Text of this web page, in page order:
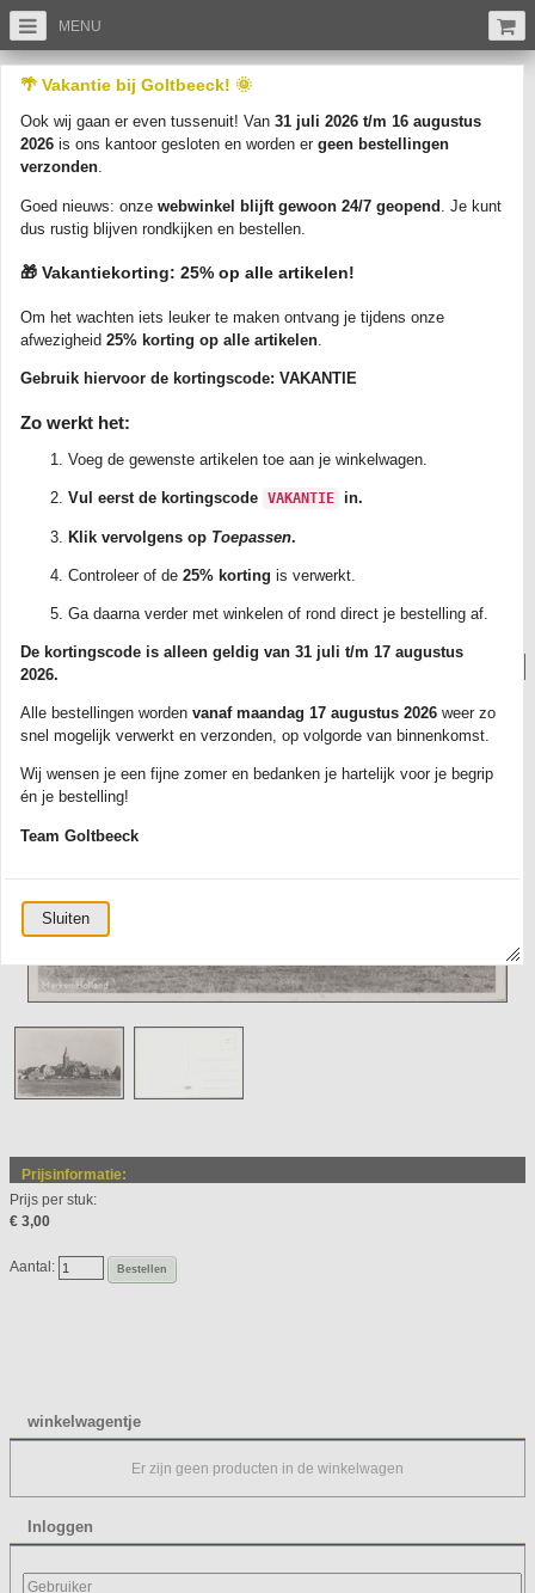
MENU
Ansichtkaarten Marken (NH)
MARKEN - Dorpsgezicht
(Artikelnr: A08971)
Vergroot
MARKEN - Dorpsgezicht. Ongelopen/Nieuw circa 1920-1940. Uitgever: DRC.
staan niet op de ansichtkaart zelf.
Verzending binnen Nederland: slechts het tarief van Postzegel 1 per bestelling.
met track & trace. Elke kaart wordt zorgvuldig verpakt in een plastic
Ontdek ons ruime aanbod en bestel vandaag nog jouw favoriete kaarten!
Prijsinformatie:
Prijs per stuk:
€ 3,00
Aantal: Bestellen
winkelwagentje
Er zijn geen producten in de winkelwagen
Inloggen
🌴 Vakantie bij Goltbeeck! 🌞
Ook wij gaan er even tussenuit! Van 31 juli 2026 t/m 16 augustus
2026is ons kantoor gesloten en worden er geen bestellingen
verzonden.
Goed nieuws: onze webwinkel blijft gewoon 24/7 geopend . Je kunt
dus rustig blijven rondkijken en bestellen.
🎁 Vakantiekorting: 25% op alle artikelen!
Om het wachten iets leuker te maken ontvang je tijdens onze
afwezigheid 25% korting op alle artikelen.
Gebruik hiervoor de kortingscode: VAKANTIE
Zo werkt het:
Voeg de gewenste artikelen toe aan je winkelwagen.
Vul eerst de kortingscode VAKANTIE in.
Klik vervolgens op Toepassen.
Controleer of de 25% korting is verwerkt.
Ga daarna verder met winkelen of rond direct je bestelling af.
De kortingscode is alleen geldig van 31 juli t/m 17 augustus
2026.
Alle bestellingen worden vanaf maandag 17 augustus 2026weer zo
snel mogelijk verwerkt en verzonden, op volgorde van binnenkomst.
Wij wensen je een fijne zomer en bedanken je hartelijk voor je begrip
én je bestelling!
Team Goltbeeck
Sluiten